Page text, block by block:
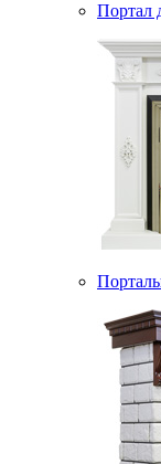
Портал